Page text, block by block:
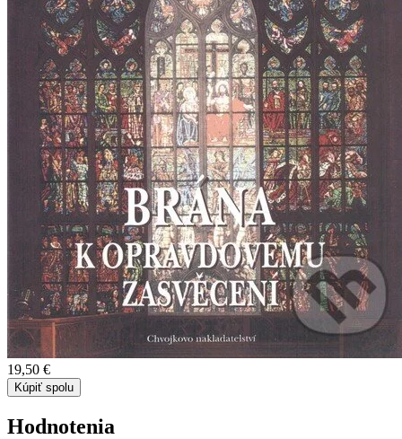
19,50 €
Kúpiť spolu
Hodnotenia